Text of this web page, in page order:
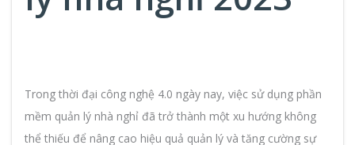
Trong thời đại công nghệ 4.0 ngày nay, việc sử dụng phần
mềm quản lý nhà nghỉ đã trở thành một xu hướng không
thể thiếu để nâng cao hiệu quả quản lý và tăng cường sự